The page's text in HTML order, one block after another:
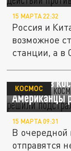
15 МАРТА 22:32
Россия и
возможное
станции, а в
Русских в
Американцы
КОСМОС
15 МАРТА 09:31
В очередной
отправятся